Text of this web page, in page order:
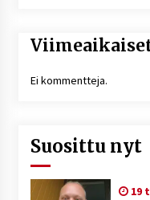
Ei kommentteja.
Suosittu nyt
19